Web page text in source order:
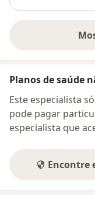
Planos de saúde
Este especialista
pode pagar
especialista que
Encontre